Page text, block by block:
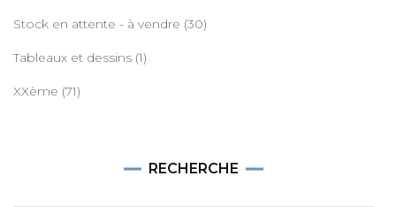
Stock en attente - à vendre (30)
Tableaux et dessins (1)
XXème (71)
RECHERCHE